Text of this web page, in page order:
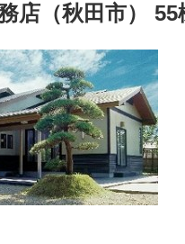
店（秋田市） 55